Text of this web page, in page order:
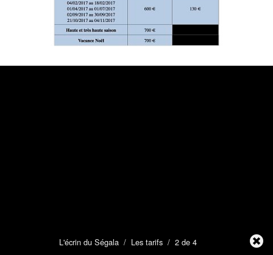
L'écrin du Ségala / Les tarifs / 2 de 4